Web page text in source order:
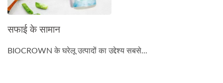
सफाई के सामान
BIOCROWN के घरेलू उत्पादों का उद्देश्य सबसे...